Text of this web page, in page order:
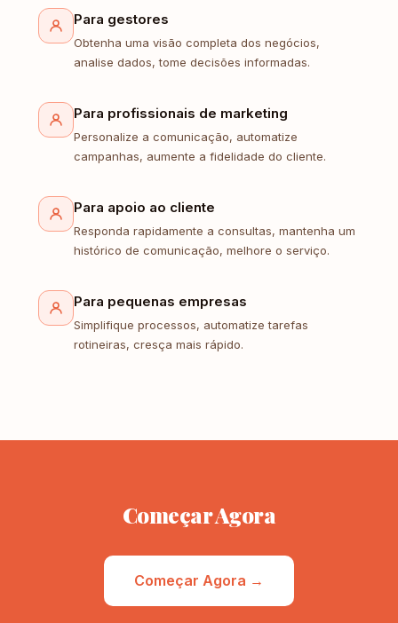
Para gestores
Obtenha uma visão completa dos negócios,
analise dados, tome decisões informadas.
Para profissionais de marketing
Personalize a comunicação, automatize
campanhas, aumente a fidelidade do cliente.
Para apoio ao cliente
Responda rapidamente a consultas, mantenha um
histórico de comunicação, melhore o serviço.
Para pequenas empresas
Simplifique processos, automatize tarefas
rotineiras, cresça mais rápido.
Começar Agora
Começar Agora →